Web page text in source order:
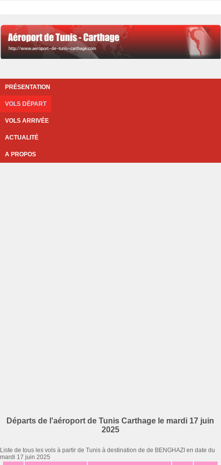
PRÉSENTATION
VOLS DÉPART
VOLS ARRIVÉE
ACTUALITÉ
A PROPOS
Départs de l'aéroport de Tunis Carthage le mardi 17 juin
2025
Liste de tous les vols à partir de Tunis à destination de de BENGHAZI en date du
mardi 17 juin 2025